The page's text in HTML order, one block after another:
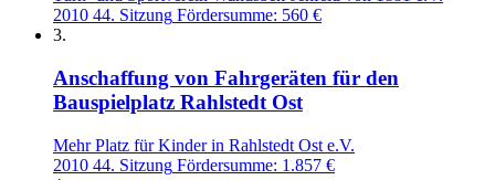
2010 44. Sitzung Fördersumme: 560 €
3.
Anschaffung von Fahrgeräten für den
Bauspielplatz Rahlstedt Ost
Mehr Platz für Kinder in Rahlstedt Ost e.V.
2010 44. Sitzung Fördersumme: 1.857 €